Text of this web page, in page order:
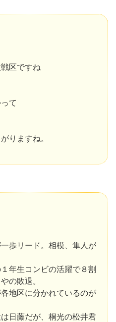
区ですね
て
りますね。
歩リード。相模、隼人が
年生コンビの活躍で８割
の敗退。
地区に分かれているのが
日藤だが、桐光の松井君